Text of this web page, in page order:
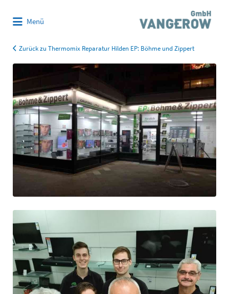
Menü
Zurück zu Thermomix Reparatur Hilden EP: Böhme und Zippert